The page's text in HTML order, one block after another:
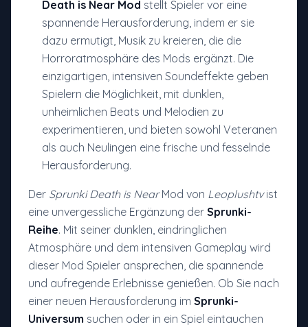
Death is Near Mod stellt Spieler vor eine
spannende Herausforderung, indem er sie
dazu ermutigt, Musik zu kreieren, die die
Horroratmosphäre des Mods ergänzt. Die
einzigartigen, intensiven Soundeffekte geben
Spielern die Möglichkeit, mit dunklen,
unheimlichen Beats und Melodien zu
experimentieren, und bieten sowohl Veteranen
als auch Neulingen eine frische und fesselnde
Herausforderung.
Der Sprunki Death is NearMod von Leoplushtvist
eine unvergessliche Ergänzung der Sprunki-
Reihe. Mit seiner dunklen, eindringlichen
Atmosphäre und dem intensiven Gameplay wird
dieser Mod Spieler ansprechen, die spannende
und aufregende Erlebnisse genießen. Ob Sie nach
einer neuen Herausforderung im Sprunki-
Universum suchen oder in ein Spiel eintauchen